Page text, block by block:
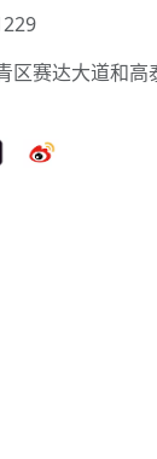
区赛达大道和高